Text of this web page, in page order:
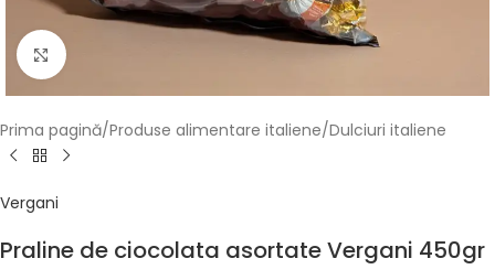
Faceți click pentru a mări
Prima pagină/Produse alimentare italiene/Dulciuri italiene
Vergani
Praline de ciocolata asortate Vergani 450gr